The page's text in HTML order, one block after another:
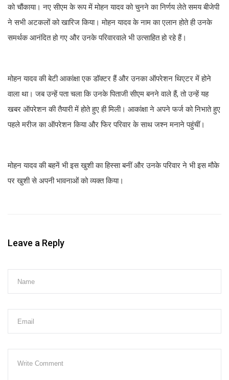
को चौंकाया। नए सीएम के रूप में मोहन यादव को चुनने का निर्णय लेते समय बीजेपी
ने सभी अटकलों को खारिज किया। मोहन यादव के नाम का एलान होते ही उनके
समर्थक आनंदित हो गए और उनके परिवारवाले भी उत्साहित हो रहे हैं।
मोहन यादव की बेटी आकांक्षा एक डॉक्टर हैं और उनका ऑपरेशन थिएटर में होने
वाला था। जब उन्हें पता चला कि उनके पिताजी सीएम बनने वाले हैं, तो उन्हें यह
खबर ऑपरेशन की तैयारी में होते हुए ही मिली। आकांक्षा ने अपने फर्ज को निभाते हुए
पहले मरीज का ऑपरेशन किया और फिर परिवार के साथ जश्न मनाने पहुंचीं।
मोहन यादव की बहनें भी इस खुशी का हिस्सा बनीं और उनके परिवार ने भी इस मौके
पर खुशी से अपनी भावनाओं को व्यक्त किया।
Leave a Reply